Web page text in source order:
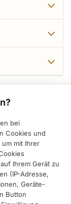
bei
Cookies und
mit Ihrer
Ihrem Gerät zu
(IP-Adresse,
Geräte-
Button